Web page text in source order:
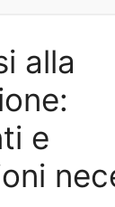
alla
e